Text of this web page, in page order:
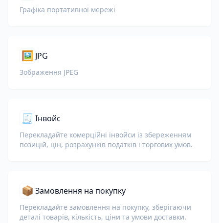
Графіка портативної мережі
🖼️ JPG
Зображення JPEG
🧾 Інвойс
Перекладайте комерційні інвойси із збереженням
позицій, цін, розрахунків податків і торгових умов.
📦 Замовлення на покупку
Перекладайте замовлення на покупку, зберігаючи
деталі товарів, кількість, ціни та умови доставки.